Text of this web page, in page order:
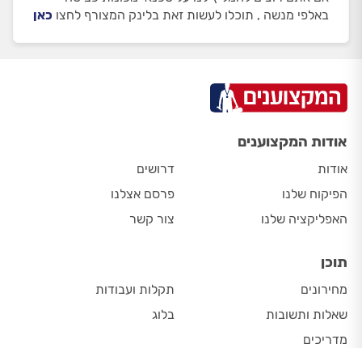
באלפי מנשה , תוכלו לעשות זאת בלינק המצורף לחצו כאן
אודות המקצוענים
אודות
הפיקוח שלנו
האפליקציה שלנו
דרושים
פרסם אצלנו
צור קשר
תוכן
מחירונים
שאלות ותשובות
מדריכים
תקלות ועבודות
בלוג